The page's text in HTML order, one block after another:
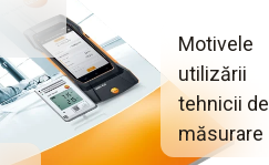
Motivele
utilizării
tehnicii de
măsurare